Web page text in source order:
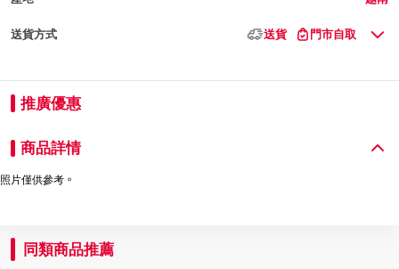
送貨方式 送貨 門市自取
推廣優惠
商品詳情
照片僅供參考。
同類商品推薦